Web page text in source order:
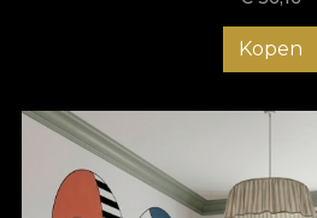
Kopen